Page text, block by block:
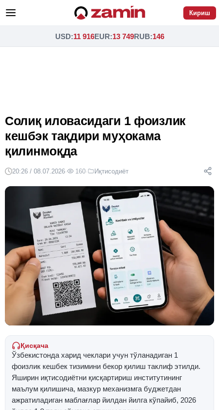
Кириш
USD:11 916EUR:13 749RUB:146
Солиқ иловасидаги 1 фоизлик
кешбэк тақдири муҳокама
қилинмоқда
20:26 / 08.07.2026· 160· Иқтисодиёт
Қисқача
Ўзбекистонда харид чеклари учун тўланадиган 1
фоизлик кешбек тизимини бекор қилиш таклиф этилди.
Яширин иқтисодиётни қисқартириш институтининг
маълум қилишича, мазкур механизмга буджетдан
ажратиладиган маблағлар йилдан йилга кўпайиб, 2026